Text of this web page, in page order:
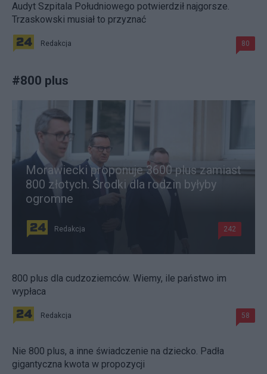
Audyt Szpitala Południowego potwierdził najgorsze.
Trzaskowski musiał to przyznać
Redakcja 80
#800 plus
Morawiecki proponuje 3600 plus zamiast
800 złotych. Środki dla rodzin byłyby
ogromne
Redakcja 242
800 plus dla cudzoziemców. Wiemy, ile państwo im
wypłaca
Redakcja 58
Nie 800 plus, a inne świadczenie na dziecko. Padła
gigantyczna kwota w propozycji